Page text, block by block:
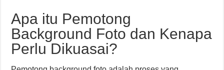
Apa itu Pemotong
Background Foto dan Kenapa
Perlu Dikuasai?